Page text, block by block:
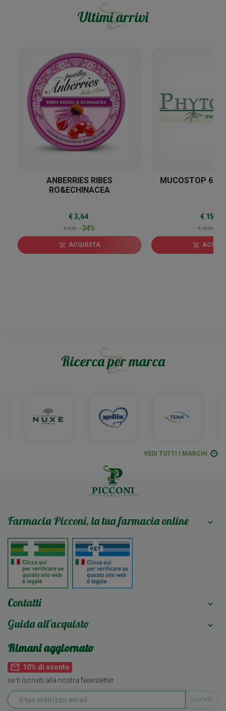
Ultimi arrivi
ANBERRIES RIBES
RO&ECHINACEA
€ 3,64
€ 5,50 -34%
shopping_cart ACQUISTA
MUCOSTOP
€ 15,66
€ 16,90
shopping_cart
Ricerca per marca
VEDI TUTTI I MARCHI
Farmacia Picconi, la tua farmacia online 
Contatti 
Guida all'acquisto 
Rimani aggiornato
mail_outline 10% di sconto
se ti iscriviti alla nostra Newsletter